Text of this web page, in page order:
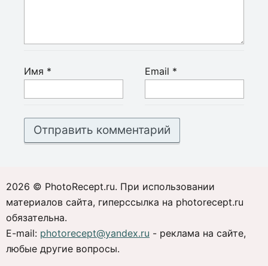
Имя * Email *
2026 © PhotoRecept.ru. При использовании
материалов сайта, гиперссылка на photorecept.ru
обязательна.
E-mail: photorecept@yandex.ru - реклама на сайте,
любые другие вопросы.